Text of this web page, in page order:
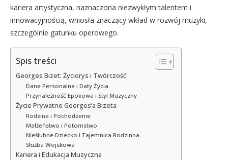
kariera artystyczna, naznaczona niezwykłym talentem i
innowacyjnością, wniosła znaczący wkład w rozwój muzyki,
szczególnie gatunku operowego.
Spis treści
Georges Bizet: Życiorys i Twórczość
Dane Personalne i Daty Życia
Przynależność Epokowa i Styl Muzyczny
Życie Prywatne Georges’a Bizeta
Rodzina i Pochodzenie
Małżeństwo i Potomstwo
Nieślubne Dziecko i Tajemnica Rodzinna
Służba Wojskowa
Kariera i Edukacja Muzyczna